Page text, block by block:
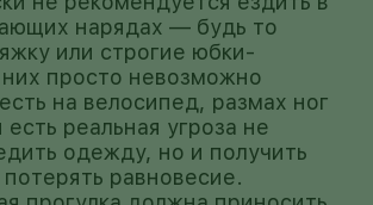
нарядах — будь то
или строгие юбки-
просто невозможно
на велосипед, размах ног
реальная угроза не
одежду, но и получить
равновесие.